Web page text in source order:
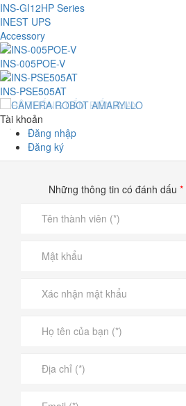
INS-GI12HP Series
INEST UPS
Accessory
INS-005POE-V
INS-PSE505AT
Tài khoản
Đăng nhập
Đăng ký
Những thông tin có đánh dấu *